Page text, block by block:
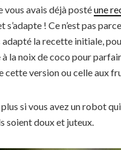
vous avais déjà postéune
! Ce n’est pas
adapté la recette initiale,
la noix de coco pour
cette version ou celle aux
si vous avez un robot
soient doux et juteux.